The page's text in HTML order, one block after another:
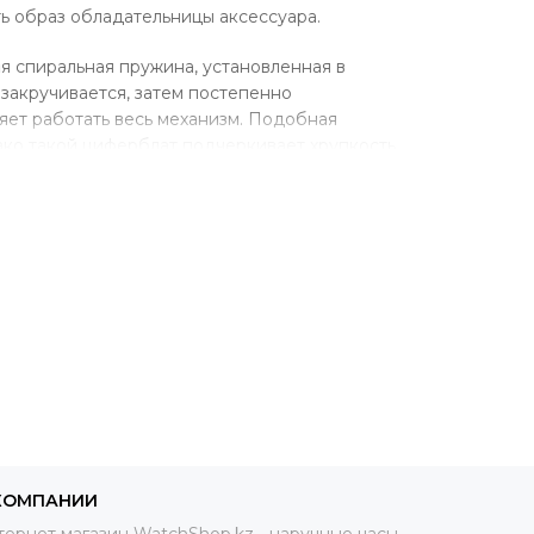
обладательницы аксессуара.
спиральная пружина, установленная в
затем постепенно
работать весь механизм. Подобная
крепления позволяет менять